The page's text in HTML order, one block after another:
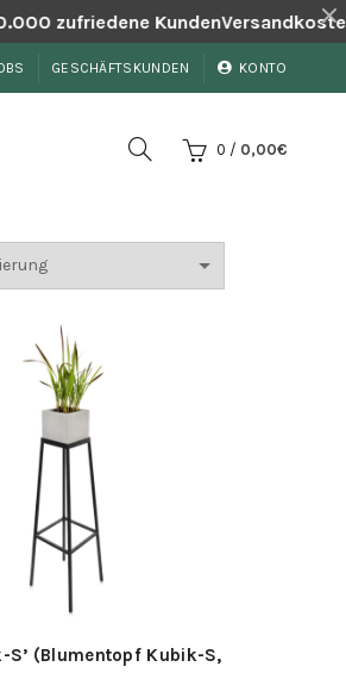
zufriedene Kunden
GESCHÄFTSKUNDEN KONTO
0 / 0,00€
S’ (Blumentopf Kubik-S,